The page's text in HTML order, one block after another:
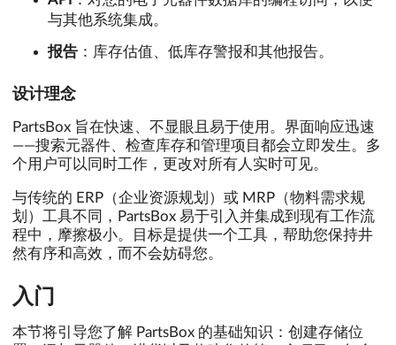
与其他系统集成。
报告 ：库存估值、低库存警报和其他报告。
设计理念
PartsBox 旨在快速、不显眼且易于使用。界面响应迅速
——搜索元器件、检查库存和管理项目都会立即发生。多
个用户可以同时工作，更改对所有人实时可见。
与传统的 ERP（企业资源规划）或 MRP（物料需求规
划）工具不同，PartsBox 易于引入并集成到现有工作流
程中，摩擦极小。目标是提供一个工具，帮助您保持井
然有序和高效，而不会妨碍您。
入门
本节将引导您了解 PartsBox 的基础知识：创建存储位